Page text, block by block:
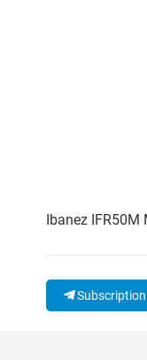
Ibanez
Subscription